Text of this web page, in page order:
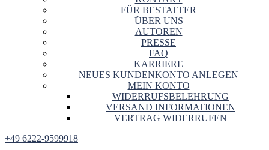
FÜR BESTATTER
ÜBER UNS
AUTOREN
PRESSE
FAQ
KARRIERE
NEUES KUNDENKONTO ANLEGEN
MEIN KONTO
WIDERRUFSBELEHRUNG
VERSAND INFORMATIONEN
VERTRAG WIDERRUFEN
+49 6222-9599918